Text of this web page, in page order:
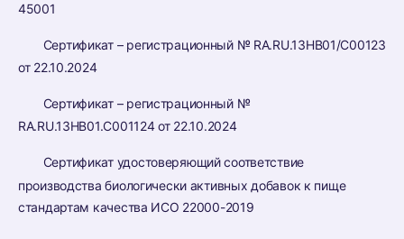
45001
Сертификат – регистрационный № RA.RU.13HB01/C00123
от 22.10.2024
Сертификат – регистрационный №
RA.RU.13HB01.C001124 от 22.10.2024
Сертификат удостоверяющий соответствие
производства биологически активных добавок к пище
стандартам качества ИСО 22000-2019